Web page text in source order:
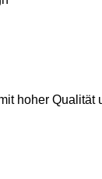
hoher Qualität